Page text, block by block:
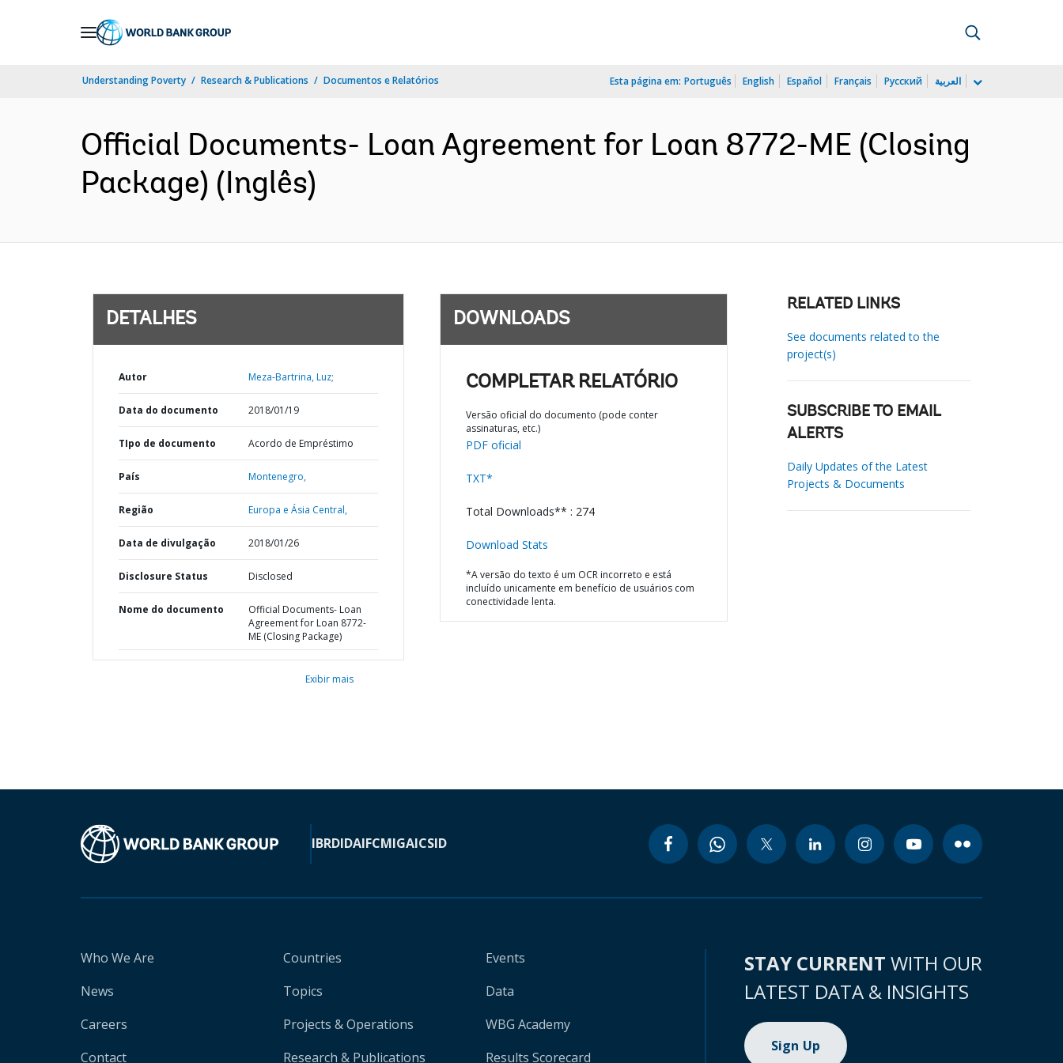
Understanding Poverty Research & Publications Documentos e Relatórios Esta página em: Português English Español Français Русский العربية
Official Documents- Loan Agreement for Loan 8772-ME (Closing
Package) (Inglês)
DETALHES
Autor Meza-Bartrina, Luz;
Data do documento 2018/01/19
TIpo de documento Acordo de Empréstimo
País Montenegro,
Região Europa e Ásia Central,
Data de divulgação 2018/01/26
Disclosure Status Disclosed
Nome do documento
Official Documents- Loan
Agreement for Loan 8772-
ME (Closing Package)
Exibir mais
DOWNLOADS
COMPLETAR RELATÓRIO
Versão oficial do documento (pode conter
assinaturas, etc.)
PDF oficial
TXT*
Total Downloads** : 274
Download Stats
*A versão do texto é um OCR incorreto e está
incluído unicamente em benefício de usuários com
conectividade lenta.
RELATED LINKS
See documents related to the
project(s)
SUBSCRIBE TO EMAIL
ALERTS
Daily Updates of the Latest
Projects & Documents
IBRDIDAIFCMIGAICSID
Who We Are
News
Careers
Contact
Countries
Topics
Projects & Operations
Research & Publications
Events
Data
WBG Academy
Results Scorecard
STAY CURRENT WITH OUR
LATEST DATA & INSIGHTS
Sign Up